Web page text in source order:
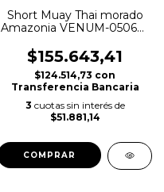
Short Muay Thai morado
Amazonia VENUM-05068-
$155.643,41
$124.514,73 con
Transferencia Bancaria
3 cuotas sin interés de
$51.881,14
COMPRAR